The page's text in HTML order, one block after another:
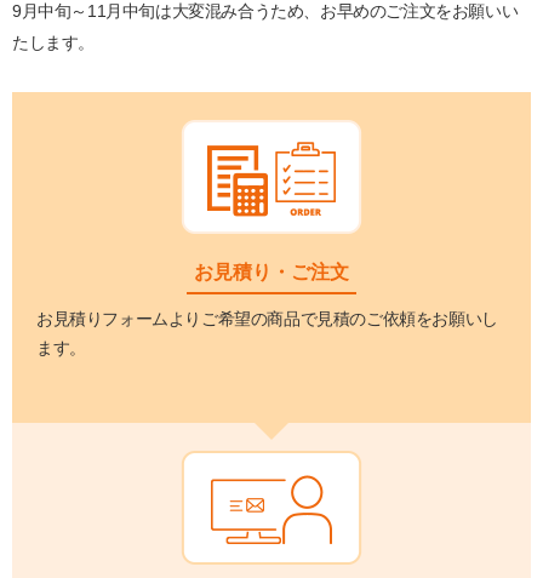
9月中旬～11月中旬は大変混み合うため、お早めのご注文をお願いい
たします。
お見積り・ご注文
お見積りフォームよりご希望の商品で見積のご依頼をお願いし
ます。